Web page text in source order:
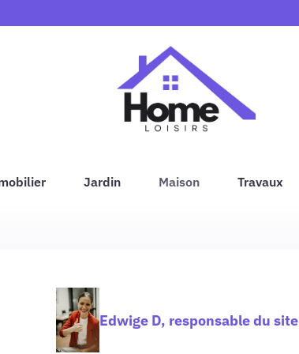
Jardin Maison Travaux
Edwige D, responsable du site